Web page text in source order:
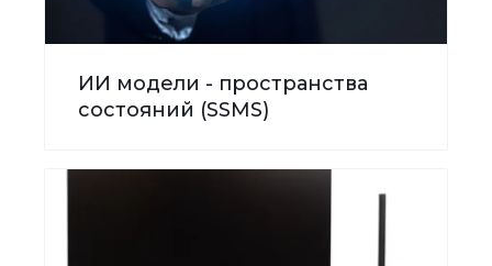
ИИ модели - пространства
состояний (SSMS)